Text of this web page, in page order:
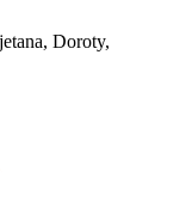
Doroty,